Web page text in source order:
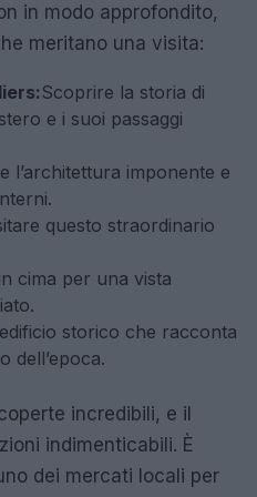
in modo approfondito,
meritano una visita:
Scoprire la storia di
e i suoi passaggi
l’architettura imponente e
questo straordinario
cima per una vista
storico che racconta
dell’epoca.
incredibili, e il
indimenticabili. È
dei mercati locali per